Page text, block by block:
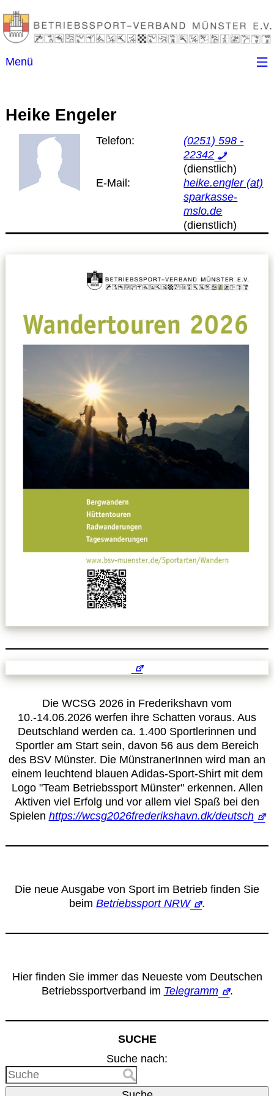
Menü
Kontakt
Ansprechpartner
Anschriftenverzeichnis
Spielpläne / Ergebnisse / Tabellen
Betriebssport
übergeordnete Verbände
Leitbild
Anmeldung zum Erste-Hilfe-Kurs
Kalender
Site Map
Anmelden
Betriebssportiade
Heike Engeler
Telefon:
(0251) 598 -
22342
E-Mail:
heike.engler (at)
sparkasse-
mslo.de
Die WCSG 2026 in Frederikshavn vom
10.-14.06.2026 werfen ihre Schatten voraus. Aus
Deutschland werden ca. 1.400 Sportlerinnen und
Sportler am Start sein, davon 56 aus dem Bereich
des BSV Münster. Die MünstranerInnen wird man an
einem leuchtend blauen Adidas-Sport-Shirt mit dem
Logo "Team Betriebssport Münster" erkennen. Allen
Aktiven viel Erfolg und vor allem viel Spaß bei den
Spielen https://wcsg2026frederikshavn.dk/deutsch
Die neue Ausgabe von Sport im Betrieb finden Sie
beim Betriebssport NRW .
Hier finden Sie immer das Neueste vom Deutschen
Betriebssportverband im Telegramm .
SUCHE
Suche nach: